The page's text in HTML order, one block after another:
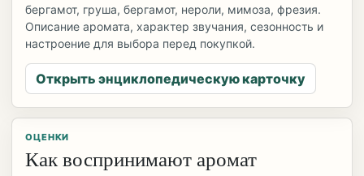
бергамот, груша, бергамот, нероли, мимоза, фрезия.
Описание аромата, характер звучания, сезонность и
настроение для выбора перед покупкой.
Открыть энциклопедическую карточку
ОЦЕНКИ
Как воспринимают аромат